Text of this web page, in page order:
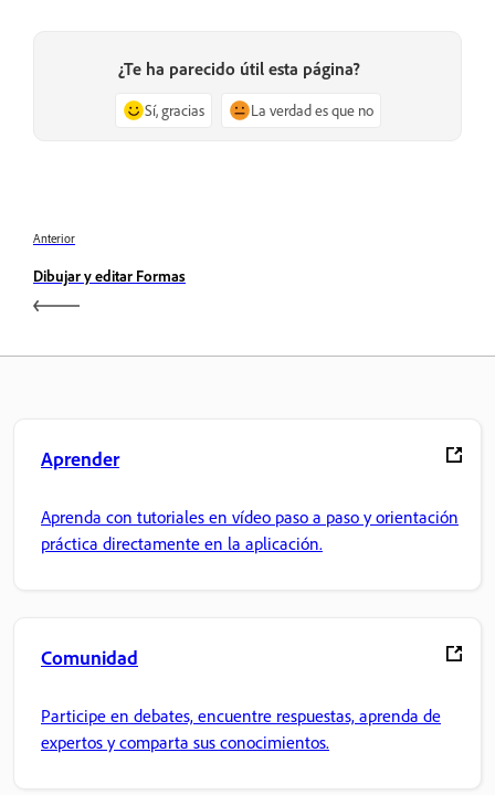
¿Te ha parecido útil esta página?
Sí, gracias La verdad es que no
Anterior
Dibujar y editar Formas
Aprender
Aprenda con tutoriales en vídeo paso a paso y orientación
práctica directamente en la aplicación.
Comunidad
Participe en debates, encuentre respuestas, aprenda de
expertos y comparta sus conocimientos.